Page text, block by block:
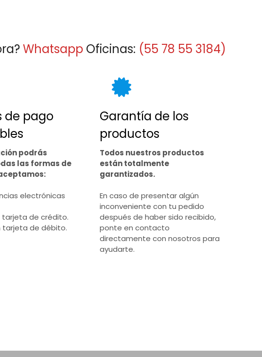
Whatsapp Oficinas: (55 78 55 3184)
de pago
podrás
las formas de
electrónicas
tarjeta de crédito.
tarjeta de débito.
Garantía de los
productos
Todos nuestros productos
están totalmente
garantizados.
En caso de presentar algún
inconveniente con tu pedido
después de haber sido recibido,
ponte en contacto
directamente con nosotros para
ayudarte.